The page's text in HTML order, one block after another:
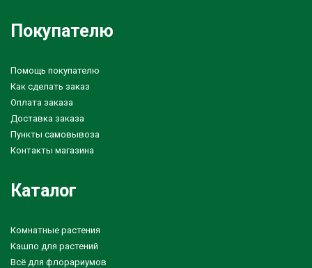
Покупателю
Помощь покупателю
Как сделать заказ
Оплата заказа
Доставка заказа
Пункты самовывоза
Контакты магазина
Каталог
Комнатные растения
Кашпо для растений
Всё для флорариумов